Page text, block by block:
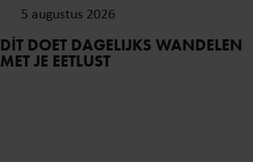
5 augustus 2026
DÍT DOET DAGELIJKS WANDELEN
MET JE EETLUST